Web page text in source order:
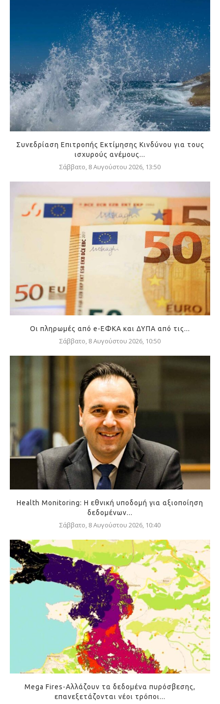
Συνεδρίαση Επιτροπής Εκτίμησης Κινδύνου για τους
ισχυρούς ανέμους...
Σάββατο, 8 Αυγούστου 2026, 13:50
Οι πληρωμές από e-ΕΦΚΑ και ΔΥΠΑ από τις...
Σάββατο, 8 Αυγούστου 2026, 10:50
Health Monitoring: Η εθνική υποδομή για αξιοποίηση
δεδομένων...
Σάββατο, 8 Αυγούστου 2026, 10:40
Mega Fires-Αλλάζουν τα δεδομένα πυρόσβεσης,
επανεξετάζονται νέοι τρόποι...